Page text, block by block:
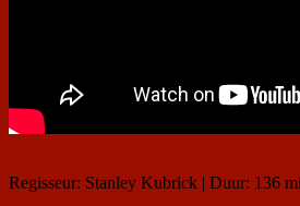
Regisseur: Stanley Kubrick | Duur: 136